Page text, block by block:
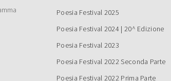
Poesia Festival 2025
Poesia Festival 2024 | 20^ Edizione
Poesia Festival 2023
Poesia Festival 2022 Seconda Parte
Poesia Festival 2022 Prima Parte